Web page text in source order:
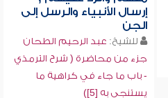
إرسال الأنبياء والرسل إلى
الجن
للشيخ: عبد الرحيم الطحان
جزء من محاضرة ( شرح الترمذي
- باب ما جاء في كراهية ما
يستنجى به [5])